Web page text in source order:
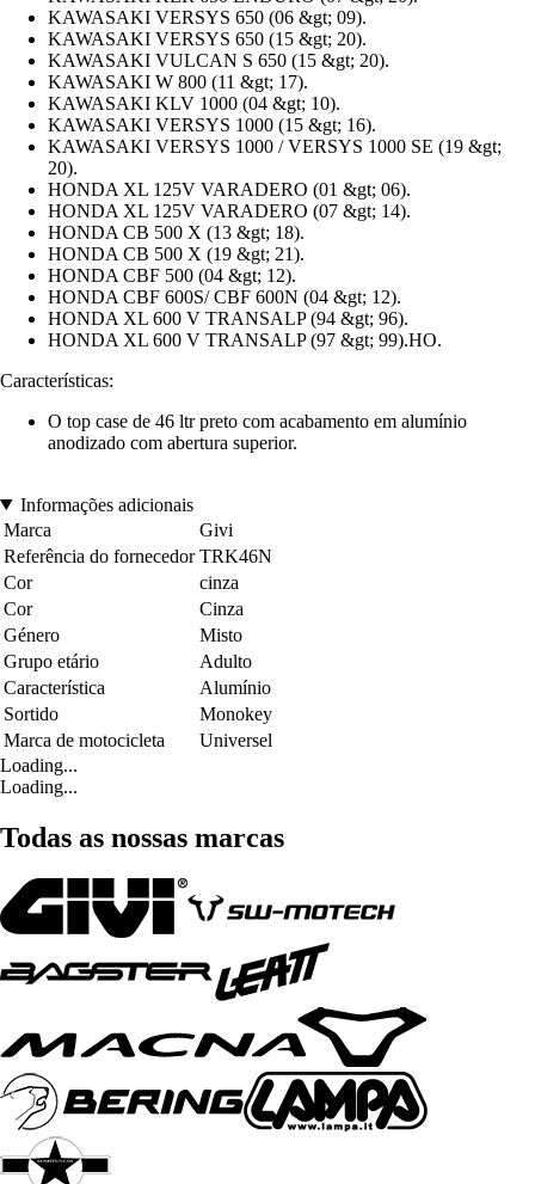
KAWASAKI VERSYS 650 (06 &gt; 09).
KAWASAKI VERSYS 650 (15 &gt; 20).
KAWASAKI VULCAN S 650 (15 &gt; 20).
KAWASAKI W 800 (11 &gt; 17).
KAWASAKI KLV 1000 (04 &gt; 10).
KAWASAKI VERSYS 1000 (15 &gt; 16).
KAWASAKI VERSYS 1000 / VERSYS 1000 SE (19 &gt;
20).
HONDA XL 125V VARADERO (01 &gt; 06).
HONDA XL 125V VARADERO (07 &gt; 14).
HONDA CB 500 X (13 &gt; 18).
HONDA CB 500 X (19 &gt; 21).
HONDA CBF 500 (04 &gt; 12).
HONDA CBF 600S/ CBF 600N (04 &gt; 12).
HONDA XL 600 V TRANSALP (94 &gt; 96).
HONDA XL 600 V TRANSALP (97 &gt; 99).HO.
Características:
O top case de 46 ltr preto com acabamento em alumínio
anodizado com abertura superior.
Informações adicionais
Marca
Givi
Referência do fornecedor TRK46N
Cor
cinza
Cor
Cinza
Género
Misto
Grupo etário
Adulto
Característica
Alumínio
Sortido
Monokey
Marca de motocicleta
Universel
Loading...
Loading...
Todas as nossas marcas